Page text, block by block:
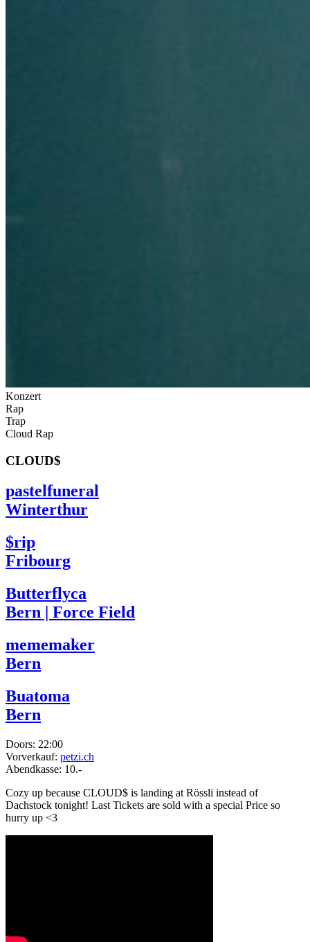
Konzert
Rap
Trap
Cloud Rap
CLOUD$
pastelfuneral
Winterthur
$rip
Fribourg
Butterflyca
Bern | Force Field
mememaker
Bern
Buatoma
Bern
Doors: 22:00
Vorverkauf: petzi.ch
Abendkasse: 10.-
Cozy up because CLOUD$ is landing at Rössli instead of
Dachstock tonight! Last Tickets are sold with a special Price so
hurry up <3